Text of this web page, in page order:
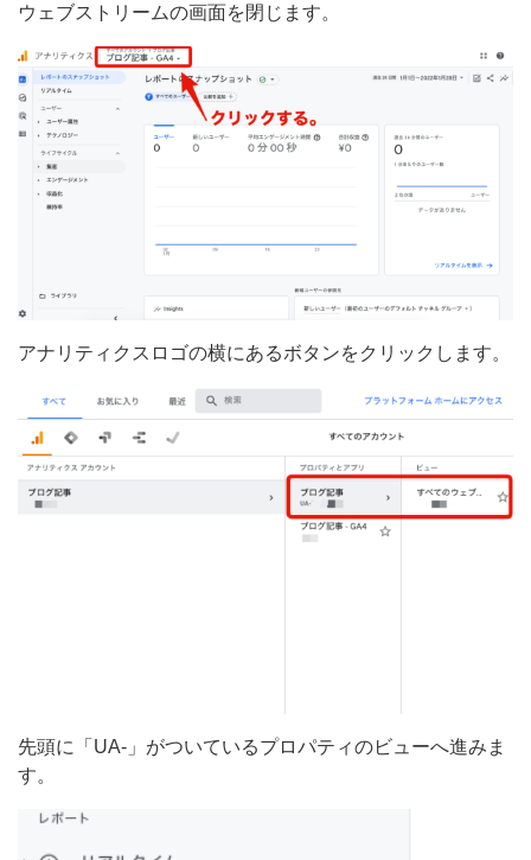
ウェブストリームの画面を閉じます。
アナリティクスロゴの横にあるボタンをクリックします。
先頭に「UA-」がついているプロパティのビューへ進みま
す。